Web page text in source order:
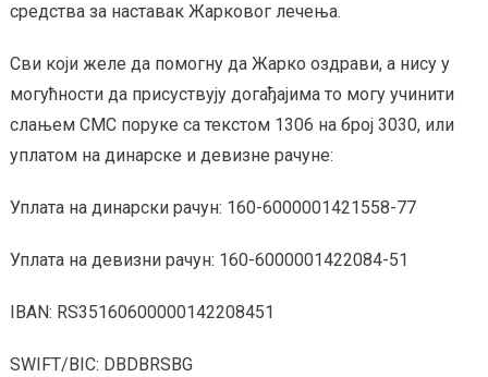
средства за наставак Жарковог лечења.
Сви који желе да помогну да Жарко оздрави, а нису у
могућности да присуствују догађајима то могу учинити
слањем СМС поруке са текстом 1306 на број 3030, или
уплатом на динарске и девизне рачуне:
Уплата на динарски рачун: 160-6000001421558-77
Уплата на девизни рачун: 160-6000001422084-51
IBAN: RS35160600000142208451
SWIFT/BIC: DBDBRSBG